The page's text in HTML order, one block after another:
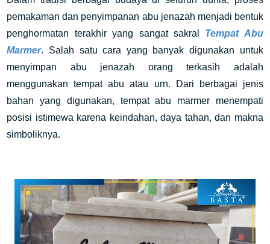
pemakaman dan penyimpanan abu jenazah menjadi bentuk
penghormatan terakhir yang sangat sakral Tempat Abu
Marmer. Salah satu cara yang banyak digunakan untuk
menyimpan abu jenazah orang terkasih adalah
menggunakantempat abu atau urn. Dari berbagai jenis
bahan yang digunakan, tempat abu marmer menempati
posisi istimewa karena keindahan, daya tahan, dan makna
simboliknya.